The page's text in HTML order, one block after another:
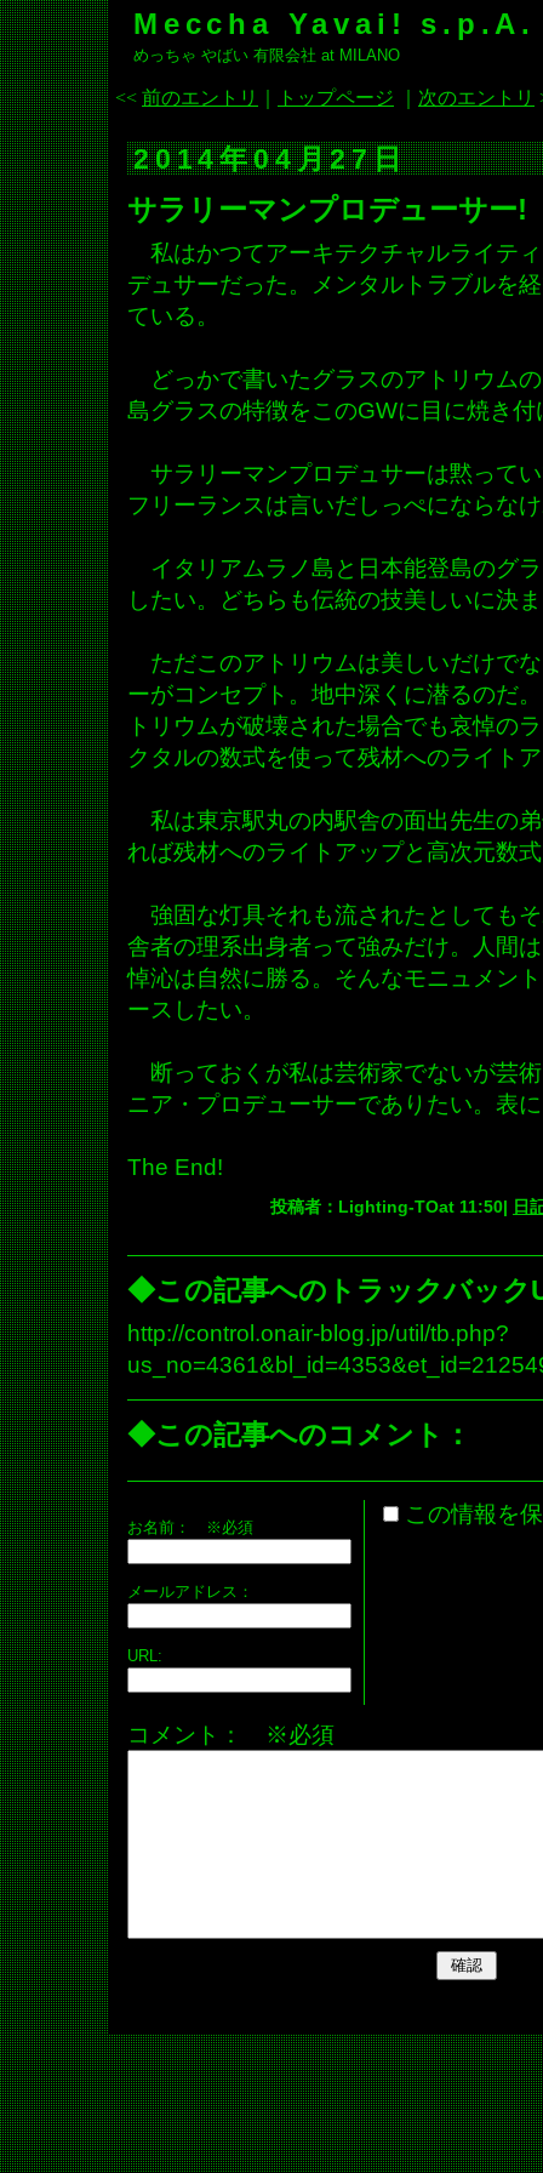
Meccha Yavai! s.p.A.
めっちゃ やばい 有限会社 at MILANO
<< 前のエントリ トップページ 次のエントリ
2014年04月27日
サラリーマンプロデューサー!
私はかつてアーキテクチャルライテ
デュサーだった。メンタルトラブルを
ている。
どっかで書いたグラスのアトリウム
島グラスの特徴をこのGWに目に焼き
サラリーマンプロデュサーは黙って
フリーランスは言いだしっぺにならな
イタリアムラノ島と日本能登島のグ
したい。どちらも伝統の技美しいに決
ただこのアトリウムは美しいだけで
ーがコンセプト。地中深くに潜るのだ
トリウムが破壊された場合でも哀悼の
クタルの数式を使って残材へのライト
私は東京駅丸の内駅舎の面出先生の
れば残材へのライトアップと高次元数
強固な灯具それも流されたとしても
舎者の理系出身者って強みだけ。人間
悼沁は自然に勝る。そんなモニュメン
ースしたい。
断っておくが私は芸術家でないが芸
ニア・プロデューサーでありたい。表
The End!
投稿者：Lighting-TOat 11:50| 日
◆この記事へのトラックバック
http://control.onair-blog.jp/util/tb.php?
◆この記事へのコメント：
お名前： ※必須
メールアドレス：
URL:
この情報を
コメント： ※必須